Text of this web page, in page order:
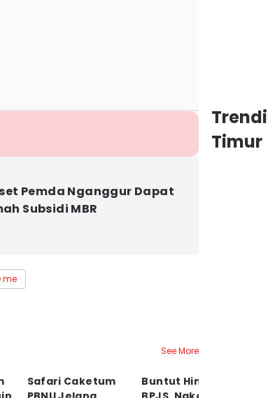
Pemda Nganggur Dapat
Subsidi MBR
me
See More
Safari Caketum
Buntut Hina Pasien
Timur